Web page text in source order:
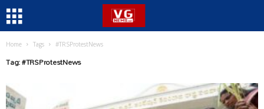
Home Tags #TRSProtestNews
Tag: #TRSProtestNews